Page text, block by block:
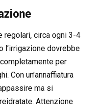
regolari, circa ogni 3-4
l’irrigazione dovrebbe
per
Con un’annaffiatura
ma si
Attenzione